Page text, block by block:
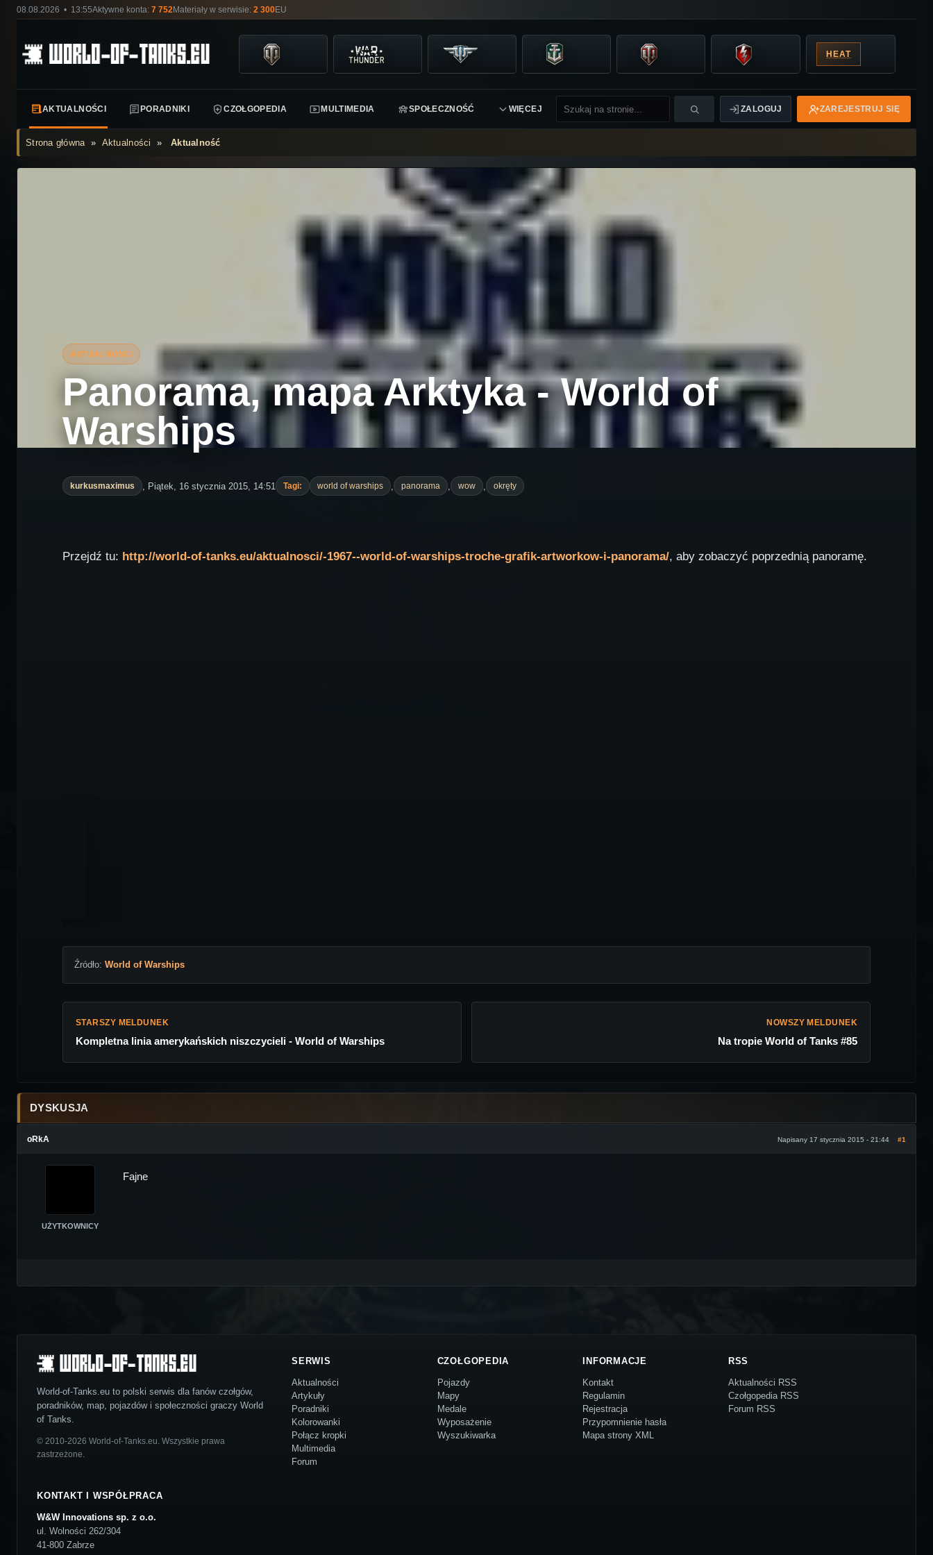
08.08.2026 • 13:55Aktywne konta: 7 752Materiały w serwisie: 2 300EU
HEAT
AKTUALNOŚCI PORADNIKI CZOŁGOPEDIA MULTIMEDIA SPOŁECZNOŚĆ WIĘCEJ ZALOGUJ ZAREJESTRUJ SIĘ
Strona główna» Aktualności »Aktualność
Panorama, mapa Arktyka - World of
Warships
kurkusmaximus , Piątek, 16 stycznia 2015, 14:51 Tagi: world of warships , panorama , wow , okręty
Przejdź tu: http://world-of-tanks.eu/aktualnosci/-1967--world-of-warships-troche-grafik-artworkow-i-panorama/, aby zobaczyć poprzednią panoramę.
Źródło: World of Warships
STARSZY MELDUNEK
Kompletna linia amerykańskich niszczycieli - World of Warships
NOWSZY MELDUNEK
Na tropie World of Tanks #85
DYSKUSJA
oRkA Napisany 17 stycznia 2015 - 21:44 #1
UŻYTKOWNICY
Fajne
World-of-Tanks.eu to polski serwis dla fanów czołgów,
poradników, map, pojazdów i społeczności graczy World
of Tanks.
© 2010-2026 World-of-Tanks.eu. Wszystkie prawa
zastrzeżone.
SERWIS
Aktualności
Artykuły
Poradniki
Kolorowanki
Połącz kropki
Multimedia
Forum
CZOŁGOPEDIA
Pojazdy
Mapy
Medale
Wyposażenie
Wyszukiwarka
INFORMACJE
Kontakt
Regulamin
Rejestracja
Przypomnienie hasła
Mapa strony XML
RSS
Aktualności RSS
Czołgopedia RSS
Forum RSS
KONTAKT I WSPÓŁPRACA
W&W Innovations sp. z o.o.
ul. Wolności 262/304
41-800 Zabrze